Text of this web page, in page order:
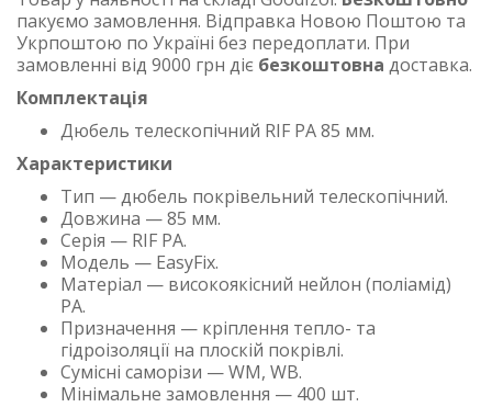
пакуємо замовлення. Відправка Новою Поштою та
Укрпоштою по Україні без передоплати. При
замовленні від 9000 грн діє безкоштовна доставка.
Комплектація
Дюбель телескопічний RIF PA 85 мм.
Характеристики
Тип — дюбель покрівельний телескопічний.
Довжина — 85 мм.
Серія — RIF PA.
Модель — EasyFix.
Матеріал — високоякісний нейлон (поліамід)
PA.
Призначення — кріплення тепло- та
гідроізоляції на плоскій покрівлі.
Сумісні саморізи — WM, WB.
Мінімальне замовлення — 400 шт.